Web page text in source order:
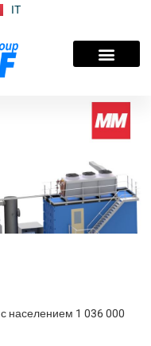
IT
населением 1 036 000